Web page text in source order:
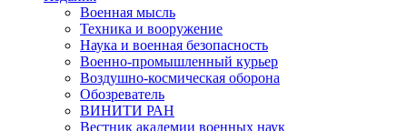
Военная мысль
Техника и вооружение
Наука и военная безопасность
Военно-промышленный курьер
Воздушно-космическая оборона
Обозреватель
ВИНИТИ РАН
Вестник академии военных наук